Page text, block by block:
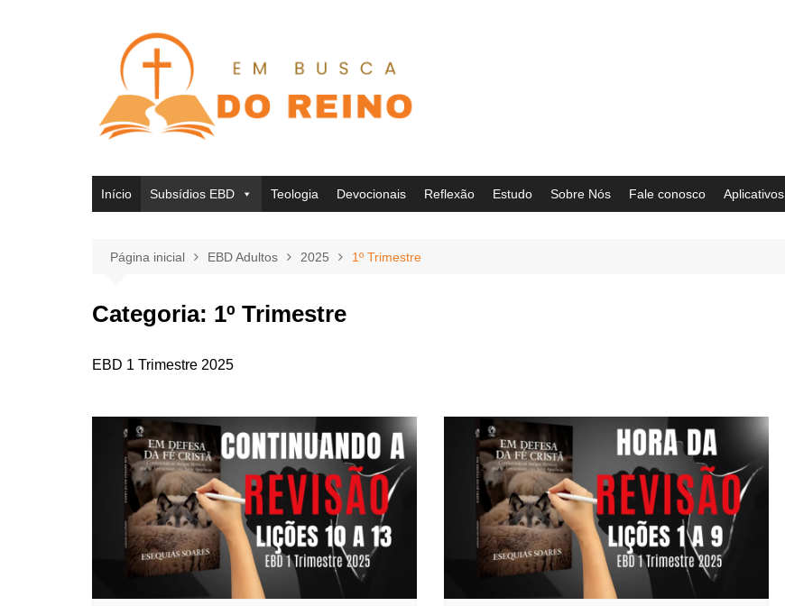
Início Subsídios EBD Teologia Devocionais Reflexão Estudo Sobre Nós Fale conosco Aplicativos
Página inicial EBD Adultos 2025 1º Trimestre
Categoria: 1º Trimestre
EBD 1 Trimestre 2025